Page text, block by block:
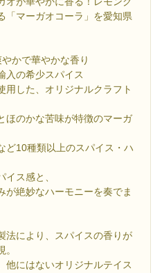
「マーガオコーラ」を愛知県
かで華やかな香り
入の希少スパイス
用した、オリジナルクラフト
ほのかな苦味が特徴のマーガ
ど10種類以上のスパイス・ハ
ス感と、
が絶妙なハーモニーを奏でま
法により、スパイスの香りが
他にはないオリジナルテイス